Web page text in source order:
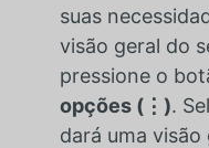
suas
visão geral do
pressione o
opções (⋮).
dará uma